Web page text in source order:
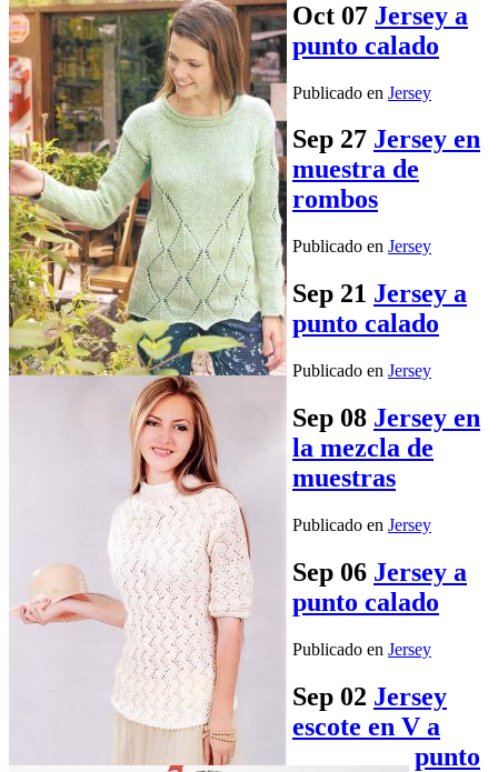
Oct 07 Jersey a
punto calado
Publicado en Jersey
Sep 27 Jersey en
muestra de
rombos
Publicado en Jersey
Sep 21 Jersey a
punto calado
Publicado en Jersey
Sep 08 Jersey en
la mezcla de
muestras
Publicado en Jersey
Sep 06 Jersey a
punto calado
Publicado en Jersey
Sep 02 Jersey
escote en V a
punto